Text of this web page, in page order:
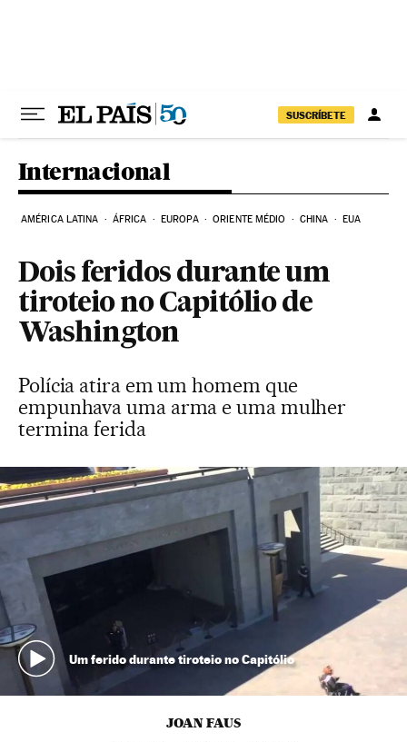
SUSCRÍBETE
Internacional
AMÉRICA LATINA ÁFRICA EUROPA ORIENTE MÉDIO CHINA EUA
Dois feridos durante um
tiroteio no Capitólio de
Washington
Polícia atira em um homem que
empunhava uma arma e uma mulher
termina ferida
Um ferido durante tiroteio no Capitólio
JOAN FAUS